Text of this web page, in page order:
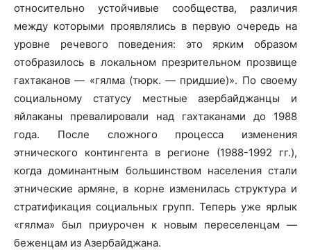
относительно устойчивые сообщества, различия
между которыми проявлялись в первую очередь на
уровне речевого поведения: это ярким образом
отобразилось в локальном презрительном прозвище
гахтаканов — «гялма (тюрк. — придшие)». По своему
социальному статусу местные азербайджанцы и
яйлаканы превалировали над гахтаканами до 1988
года. После сложного процесса изменения
этнического контингента в регионе (1988-1992 гг.),
когда доминантным большинством населения стали
этнические армяне, в корне изменилась структура и
стратификация социальных групп. Теперь уже ярлык
«гялма» был приурочен к новым переселенцам —
беженцам из Азербайджана.